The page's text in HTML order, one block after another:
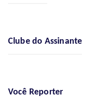
Clube do Assinante
Você Reporter